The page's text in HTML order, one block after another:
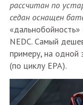
рассчитан по
седан оснащен
NEDC. Самый
примеру, на
(по циклу EPA).